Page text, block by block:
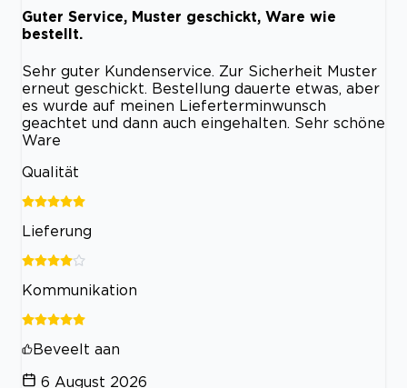
Guter Service, Muster geschickt, Ware wie
bestellt.
Sehr guter Kundenservice. Zur Sicherheit Muster
erneut geschickt. Bestellung dauerte etwas, aber
es wurde auf meinen Lieferterminwunsch
geachtet und dann auch eingehalten. Sehr schöne
Ware
Qualität
Lieferung
Kommunikation
Beveelt aan
6 August 2026